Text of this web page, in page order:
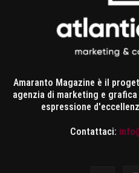
Amaranto Magazine è il
agenzia di marketing e
espressione
Contattaci: